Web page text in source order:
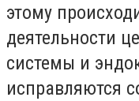
этому
деятельности
системы и
исправляются